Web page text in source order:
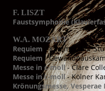
F. LISZT
Faustsymphonie
W.A. MOZART
Requiem - Kammerchor
Requiem -
Messe in c-moll- Clare
Messe in c-moll- Kölner
Krönungsmesse, Vesperae